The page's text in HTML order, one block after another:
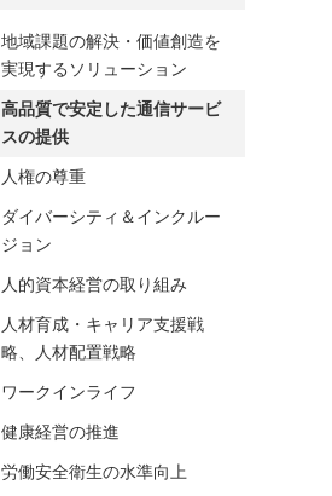
地域課題の解決・価値創造を
実現するソリューション
高品質で安定した通信サービ
スの提供
人権の尊重
ダイバーシティ＆インクルー
ジョン
人的資本経営の取り組み
人材育成・キャリア支援戦
略、人材配置戦略
ワークインライフ
健康経営の推進
労働安全衛生の水準向上